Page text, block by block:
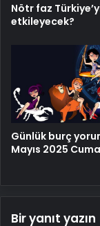
Nötr faz
etkileyecek?
Günlük burç
Mayıs 2025 Cuma
Bir yanıt yazın